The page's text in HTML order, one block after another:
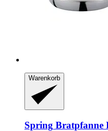
Warenkorb
Spring Bratpfanne